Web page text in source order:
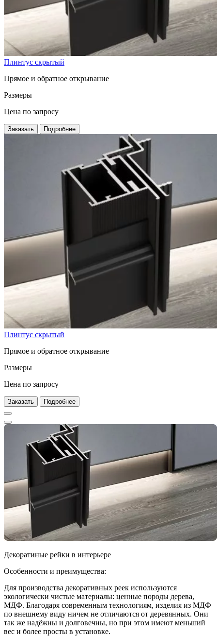
Плинтус скрытый
Прямое и обратное открывание
Размеры
Цена по запросу
Заказать Подробнее
Плинтус скрытый
Прямое и обратное открывание
Размеры
Цена по запросу
Заказать Подробнее
Декоратиные рейки в интерьере
Особенности и преимущества:
Для производства декоративных реек используются
экологически чистые материалы: ценные породы дерева,
МДФ. Благодаря современным технологиям, изделия из МДФ
по внешнему виду ничем не отличаются от деревянных. Они
так же надёжны и долговечны, но при этом имеют меньший
вес и более просты в установке.